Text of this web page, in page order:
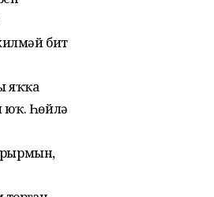
бит
яҡҡа
юҡ. Һөйлә